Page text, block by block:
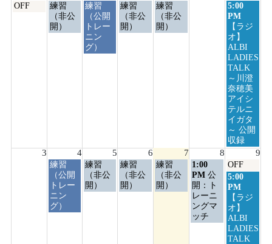
月
OFF
火
曜
日,
練習
（非公
開）
水
曜
日,
7
月
練習
（公開
トレー
ニン
グ）
木
曜
日,
練習
（非公
開）
金
曜
日,
練習
（非公
開）
日
曜
日,
8
月
2nd
2026
5:00
PM
【ラジ
オ】
ALBI
LADIES
TALK
～川澄
奈穂美
アイシ
テルニ
イガタ
～ 公開
収録
3 4 5 6 7 8 9
火
曜
日,
8
月
練習
（公開
トレー
ニン
グ）
水
曜
日,
練習
（非公
開）
木
曜
日,
練習
（非公
開）
金
曜
日,
練習
（非公
開）
土
曜
日,
8
月
8th
1:00
PM 公
開：ト
レーニ
ングマ
ッチ
日
曜
日,
月
9th
2026
OFF
日
曜
日,
8
月
9th
2026
5:00
PM
【ラジ
オ】
ALBI
LADIES
TALK